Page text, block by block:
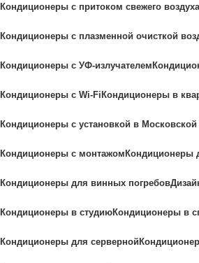
Кондиционеры с притоком свежего воздуха
Кондиционеры с плазменной очисткой
Кондиционеры с УФ-излучателем
Кондиционеры с Wi-Fi Кондиционеры в
Кондиционеры с установкой в Московской
Кондиционеры с монтажом Кондиционеры
Кондиционеры для винных погребов
Кондиционеры в студиюКондиционеры в
Кондиционеры для серверной